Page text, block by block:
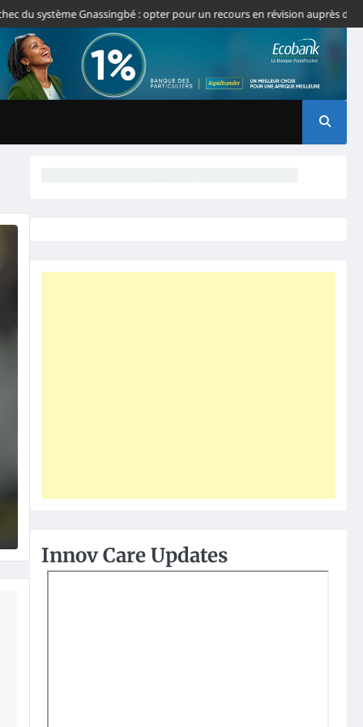
Gnassingbé : opter pour un recours en révision auprès de la CJ-
Innov Care Updates